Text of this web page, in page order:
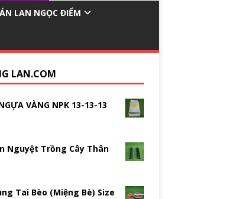
LAN NGỌC ĐIỂM
LAN.COM
VÀNG NPK 13-13-13
Nguyệt Trồng Cây Thân
Tai Bèo (Miệng Bè) Size